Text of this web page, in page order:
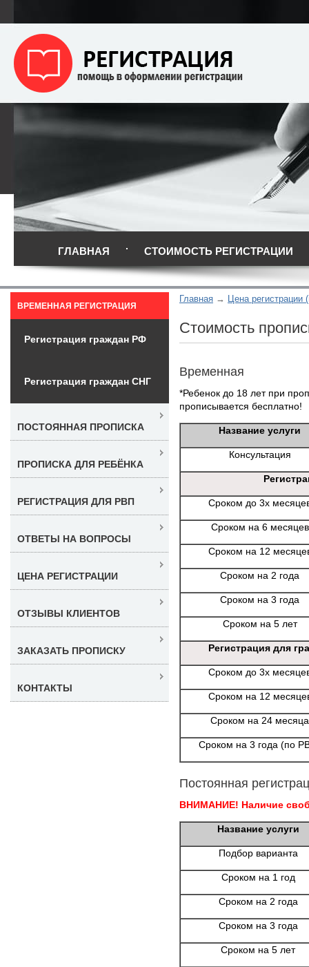
ГЛАВНАЯ СТОИМОСТЬ РЕГИСТРАЦИИ
Главная Цена регистрации
Стоимость
Временная
*Ребенок до 18 лет при
прописывается бесплатно!
Название услуги
Консультация
Сроком до 3х
Сроком на 6 месяцев
Сроком на 12
Сроком на 2 года
Сроком на 3 года
Сроком на 5 лет
Регистрация для
Сроком до 3х
Сроком на 12
Сроком на 24 месяца
Сроком на 3 года (по
Постоянная
ВНИМАНИЕ! Наличие
Название услуги
Подбор варианта
Сроком на 1 год
Сроком на 2 года
Сроком на 3 года
Сроком на 5 лет
ВРЕМЕННАЯ РЕГИСТРАЦИЯ
Регистрация граждан РФ
Регистрация граждан СНГ
ПОСТОЯННАЯ ПРОПИСКА
ПРОПИСКА ДЛЯ РЕБЁНКА
РЕГИСТРАЦИЯ ДЛЯ РВП
ОТВЕТЫ НА ВОПРОСЫ
ЦЕНА РЕГИСТРАЦИИ
ОТЗЫВЫ КЛИЕНТОВ
ЗАКАЗАТЬ ПРОПИСКУ
КОНТАКТЫ